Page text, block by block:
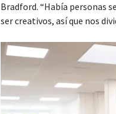
Bradford. “Había personas
ser creativos, así que nos